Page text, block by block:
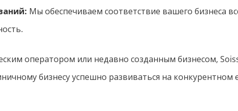
Мы обеспечиваем соответствие вашего бизнеса
оператором или недавно созданным бизнесом,
бизнесу успешно развиваться на конкурентном